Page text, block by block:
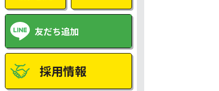
友だち追加
採用情報